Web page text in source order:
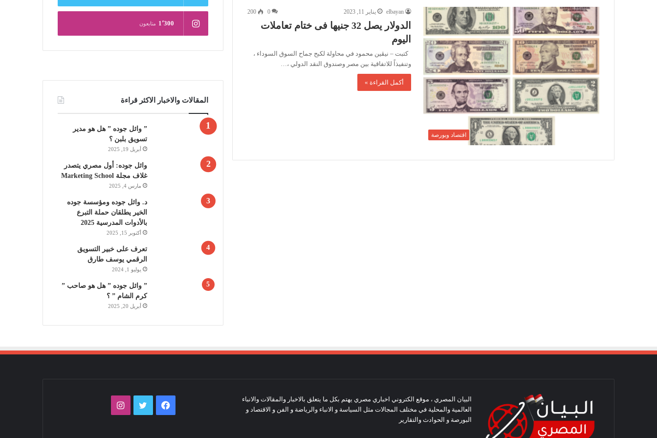
اقتصاد وبورصة
elbayan يناير 11, 2023 0
200
الدولار يصل 32 جنيها فى ختام تعاملات
اليوم
كتبت – نيڤين محمود في محاولة لكبح جماح السوق السوداء ،
وتنفيذاً للاتفاقية بين مصر وصندوق النقد الدولي ،…
أكمل القراءة »
1٬300 متابعون
المقالات والاخبار الاكثر قراءة
” وائل جوده ” هل هو مدير
تسويق بلبن ؟
أبريل 19, 2025
وائل جوده: أول مصري يتصدر
غلاف مجلة Marketing School
مارس 4, 2025
د. وائل جوده ومؤسسة جوده
الخير يطلقان حملة التبرع
بالأدوات المدرسية 2025
أكتوبر 15, 2025
تعرف على خبير التسويق
الرقمي يوسف طارق
يوليو 1, 2024
” وائل جوده ” هل هو صاحب ”
كرم الشام ” ؟
أبريل 20, 2025
البيان المصري ، موقع الكتروني اخباري مصري يهتم بكل ما يتعلق بالاخبار والمقالات والانباء
العالمية والمحلية في مختلف المجالات مثل السياسة و الانباء والرياضة و الفن و الاقتصاد و
البورصة و الحوادث والتقارير
فيسبوكتويتر انستقرام